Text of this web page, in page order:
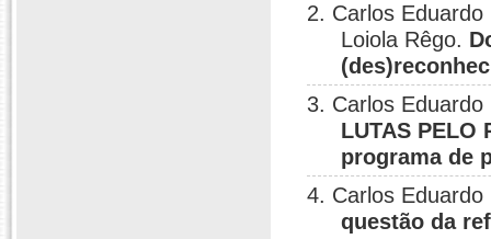
2. Carlos
Loiola Rêgo.
3. Carlos
LUTAS PELO
programa de
4. Carlos
questão da